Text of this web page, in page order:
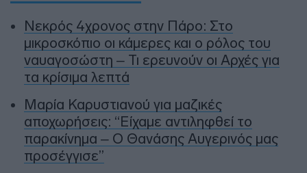
Νεκρός 4χρονος στην Πάρο: Στο
μικροσκόπιο οι κάμερες και ο ρόλος του
ναυαγοσώστη – Τι ερευνούν οι Αρχές για
τα κρίσιμα λεπτά
Μαρία Καρυστιανού για μαζικές
αποχωρήσεις: “Είχαμε αντιληφθεί το
παρακίνημα – Ο Θανάσης Αυγερινός μας
προσέγγισε”